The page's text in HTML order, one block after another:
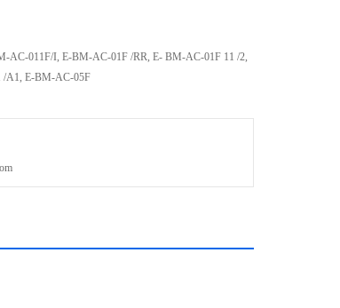
AC-011F/I, E-BM-AC-01F /RR, E- BM-AC-01F 11 /2,
/A1, E-BM-AC-05F